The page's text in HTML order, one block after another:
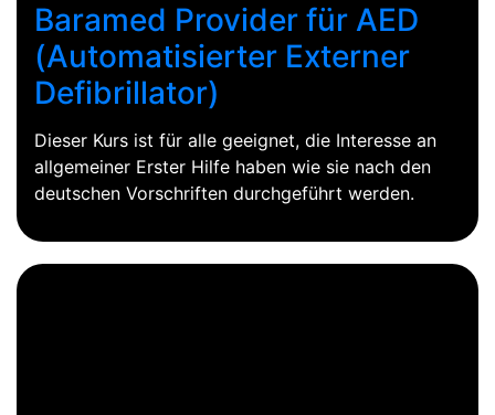
Baramed Provider für AED
(Automatisierter Externer
Defibrillator)
Dieser Kurs ist für alle geeignet, die Interesse an
allgemeiner Erster Hilfe haben wie sie nach den
deutschen Vorschriften durchgeführt werden.